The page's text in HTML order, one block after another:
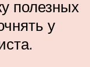
полезных
у